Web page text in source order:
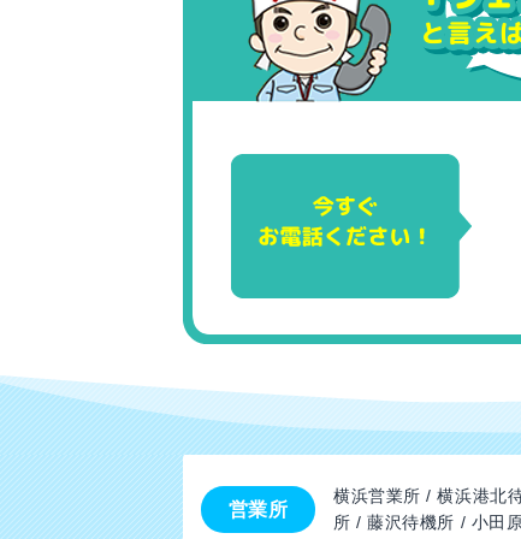
営業所
横浜営業所 / 横浜港北
所 / 藤沢待機所 / 小田